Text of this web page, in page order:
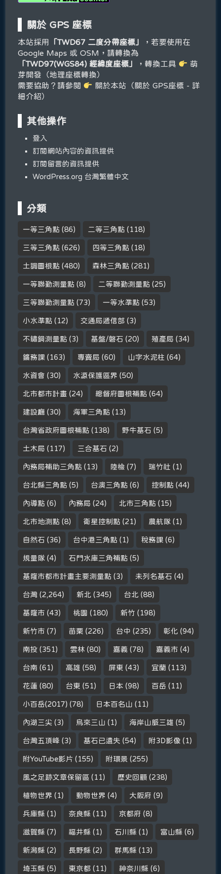
關於 GPS 座標
本站採用 「TWD67 二度分帶座標」
，若要使用在
Google Maps 或 OSM，請轉換為
「TWD97(WGS84) 經緯度座標」
，轉換工具
萌
芽開發（地理座標轉換）
需要協助？請參閱
關於本站（關於 GPS座標 - 詳
細介紹）
其他操作
登入
訂閱網站內容的資訊提供
訂閱留言的資訊提供
WordPress.org 台灣繁體中文
分類
一等三角點 (86) 二等三角點 (118)
三等三角點 (626) 四等三角點 (18)
土調圖根點 (480) 森林三角點 (281)
一等聯勤測量點 (8) 二等聯勤測量點 (25)
三等聯勤測量點 (73) 一等水準點 (53)
小水準點 (12) 交通局遞信部 (3)
不鏽鋼測量點 (3) 基盤/磐石 (20) 殖產局 (34)
鑛務課 (163) 專賣局 (60) 山字水泥柱 (64)
水資會 (30) 水源保護區界 (50)
北市都市計畫 (24) 總督府圖根補點 (64)
建設廳 (30) 海軍三角點 (13)
台灣省政府圖根補點 (138) 野牛基石 (5)
土木局 (117) 三合基石 (2)
內務局補助三角點 (13) 陸檢 (7) 瑞竹社 (1)
台北縣三角點 (5) 台演三角點 (6) 控制點 (44)
內導點 (6) 內務局 (24) 北市三角點 (15)
北市地測點 (8) 衛星控制點 (21) 農航隊 (1)
自然石 (36) 台中港三角點 (1) 稅務課 (6)
規量隊 (4) 石門水庫三角補點 (5)
基隆市都市計畫主要測量點 (3) 未列名基石 (4)
台灣 (2,264) 新北 (345) 台北 (88)
基隆市 (43) 桃園 (180) 新竹 (198)
新竹市 (7) 苗栗 (226) 台中 (235) 彰化 (94)
南投 (351) 雲林 (80) 嘉義 (78) 嘉義市 (4)
台南 (61) 高雄 (58) 屏東 (43) 宜蘭 (113)
花蓮 (80) 台東 (51) 日本 (98) 百岳 (11)
小百岳(2017) (78) 日本百名山 (11)
內湖三尖 (3) 烏來三山 (1) 海岸山脈三雄 (5)
台灣五頂峰 (3) 基石已遺失 (54) 附3D影像 (1)
附YouTube影片 (155) 附環景 (255)
風之足跡文章保留區 (11) 歷史回顧 (238)
植物世界 (1) 動物世界 (4) 大阪府 (9)
兵庫縣 (1) 奈良縣 (11) 京都府 (8)
滋賀縣 (7) 福井縣 (1) 石川縣 (1) 富山縣 (6)
新潟縣 (2) 長野縣 (2) 群馬縣 (13)
埼玉縣 (5) 東京都 (11) 神奈川縣 (6)